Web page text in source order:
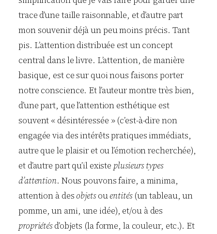
trace d’une taille raisonnable, et d’autre part
mon souvenir déjà un peu moins précis. Tant
pis. L’attention distribuée est un concept
central dans le livre. L’attention, de manière
basique, est ce sur quoi nous faisons porter
notre conscience. Et l’auteur montre très bien,
d’une part, que l’attention esthétique est
souvent « désintéressée » (c’est-à-dire non
engagée via des intérêts pratiques immédiats,
autre que le plaisir et ou l’émotion recherchée),
et d’autre part qu’il existe plusieurs types
d’attention. Nous pouvons faire, a minima,
attention à des objetsouentités(un tableau, un
pomme, un ami, une idée), et/ou à des
propriétésd’objets (la forme, la couleur, etc.). Et